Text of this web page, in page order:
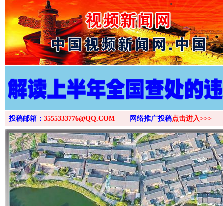
>
投稿邮箱： 3555333776@QQ.COM 网络推广投稿点击进入>>>